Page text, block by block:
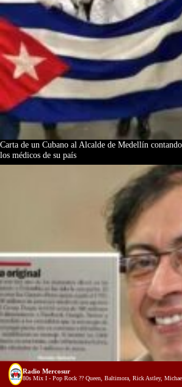
Carta de un Cubano al Alcalde de Medellín
los médicos de su país
Radio Mercosur